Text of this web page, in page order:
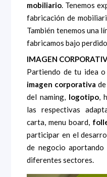
mobiliario. Tenemos
fabricación de
También tenemos una
fabricamos bajo
IMAGEN
Partiendo de tu idea
imagen corporativa
del naming, logotipo,
las respectivas
carta, menu board,
participar en el
de negocio
diferentes sectores.